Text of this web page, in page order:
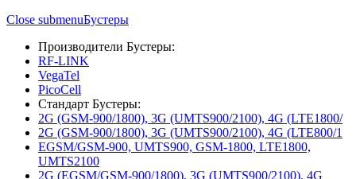
Close submenuБустеры
Производители Бустеры:
RF-LINK
VegaTel
PicoCell
Стандарт Бустеры:
2G (GSM-900/1800), 3G (UMTS900/2100), 4G (LTE1800/
2G (GSM-900/1800), 3G (UMTS900/2100), 4G (LTE800/1
EGSM/GSM-900, UMTS900, GSM-1800, LTE1800,
UMTS2100
2G (EGSM/GSM-900/1800), 3G (UMTS900/2100), 4G